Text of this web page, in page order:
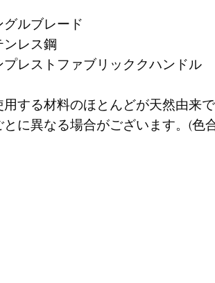
ルブレード
レス鋼
プレストファブリッククハンドル
する材料のほとんどが天然由来
に異なる場合がございます。(色